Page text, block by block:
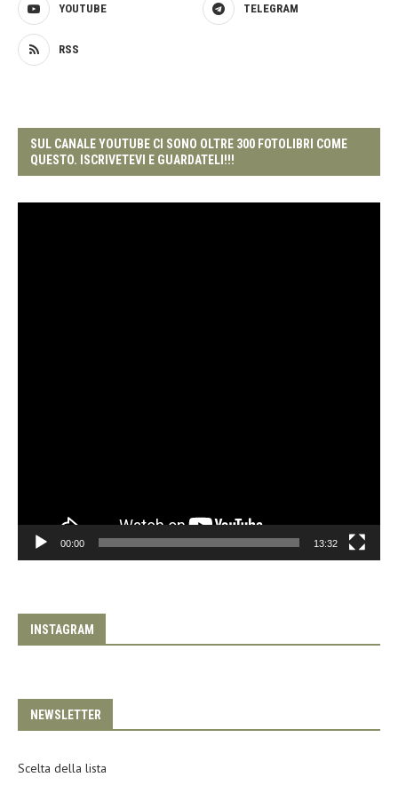
YOUTUBE TELEGRAM
RSS
SUL CANALE YOUTUBE CI SONO OLTRE 300 FOTOLIBRI COME
QUESTO. ISCRIVETEVI E GUARDATELI!!!
00:00 13:32
INSTAGRAM
NEWSLETTER
Scelta della lista